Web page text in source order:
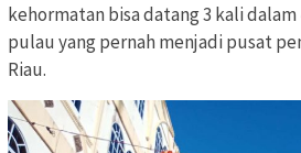
kehormatan bisa datang 3 kali
pulau yang pernah menjadi pusat
Riau.